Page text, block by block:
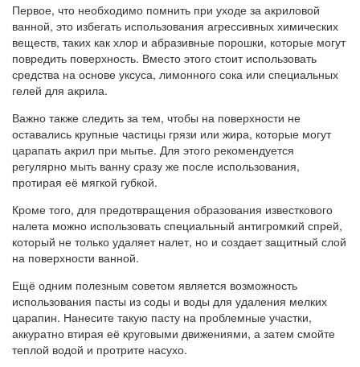
Первое, что необходимо помнить при уходе за акриловой
ванной, это избегать использования агрессивных химических
веществ, таких как хлор и абразивные порошки, которые могут
повредить поверхность. Вместо этого стоит использовать
средства на основе уксуса, лимонного сока или специальных
гелей для акрила.
Важно также следить за тем, чтобы на поверхности не
оставались крупные частицы грязи или жира, которые могут
царапать акрил при мытье. Для этого рекомендуется
регулярно мыть ванну сразу же после использования,
протирая её мягкой губкой.
Кроме того, для предотвращения образования известкового
налета можно использовать специальный антигромкий спрей,
который не только удаляет налет, но и создает защитный слой
на поверхности ванной.
Ещё одним полезным советом является возможность
использования пасты из соды и воды для удаления мелких
царапин. Нанесите такую пасту на проблемные участки,
аккуратно втирая её круговыми движениями, а затем смойте
теплой водой и протрите насухо.